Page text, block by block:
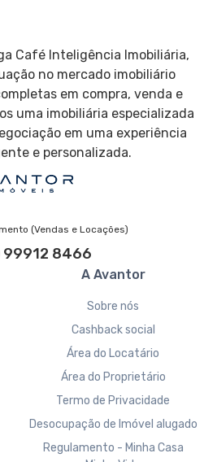
Café Inteligência Imobiliária,
no mercado imobiliário
em compra, venda e
uma imobiliária especializada
em uma experiência
e personalizada.
(Vendas e Locações)
99912 8466
A Avantor
Sobre nós
Cashback social
Área do Locatário
Área do Proprietário
Termo de Privacidade
Desocupação de Imóvel alugado
Regulamento - Minha Casa